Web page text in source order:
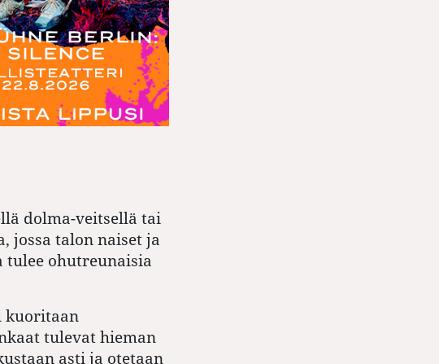
dolma-veitsellä tai
jossa talon naiset ja
ohutreunaisia
kuoritaan
tulevat hieman
asti ja otetaan